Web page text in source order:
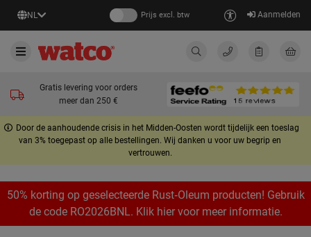
NL Prijs excl. btw Aanmelden
Gratis levering voor orders
meer dan 250 €
Door de aanhoudende crisis in het Midden-Oosten wordt tijdelijk een toeslag
van 3% toegepast op alle bestellingen. Wij danken u voor uw begrip en
vertrouwen.
50% korting op geselecteerde Rust‑Oleum producten! Gebruik
de code RO2026BNL. Klik hier voor meer informatie.